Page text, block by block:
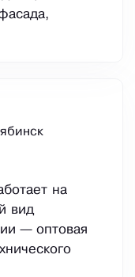
на
вид
— оптовая